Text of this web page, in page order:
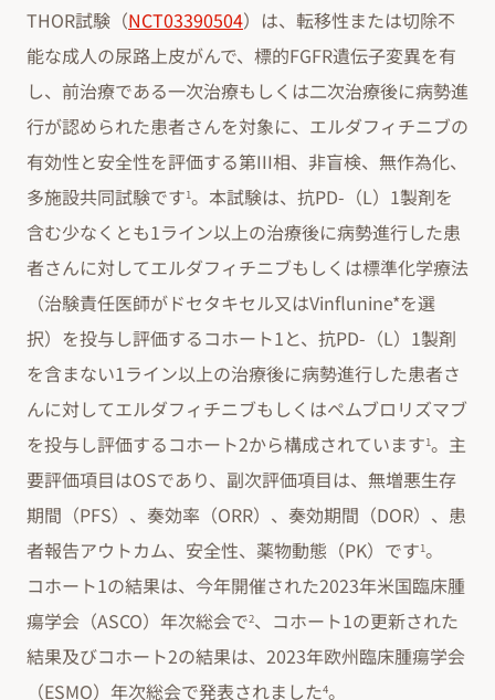
THOR試験（NCT03390504）は、転移性または切除不
能な成人の尿路上皮がんで、標的FGFR遺伝子変異を有
し、前治療である一次治療もしくは二次治療後に病勢進
行が認められた患者さんを対象に、エルダフィチニブの
有効性と安全性を評価する第III相、非盲検、無作為化、
多施設共同試験です1。本試験は、抗PD-（L）1製剤を
含む少なくとも1ライン以上の治療後に病勢進行した患
者さんに対してエルダフィチニブもしくは標準化学療法
（治験責任医師がドセタキセル又はVinflunine*を選
択）を投与し評価するコホート1と、抗PD-（L）1製剤
を含まない1ライン以上の治療後に病勢進行した患者さ
んに対してエルダフィチニブもしくはペムブロリズマブ
を投与し評価するコホート2から構成されています1。主
要評価項目はOSであり、副次評価項目は、無増悪生存
期間（PFS）、奏効率（ORR）、奏効期間（DOR）、患
者報告アウトカム、安全性、薬物動態（PK）です1。
コホート1の結果は、今年開催された2023年米国臨床腫
瘍学会（ASCO）年次総会で2、コホート1の更新された
結果及びコホート2の結果は、2023年欧州臨床腫瘍学会
（ESMO）年次総会で発表されました4。